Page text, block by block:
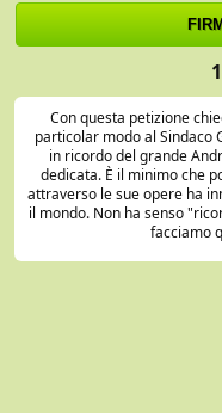
Con questa petizione
particolar modo al Sindaco
in ricordo del grande
dedicata. È il minimo che
attraverso le sue opere ha
il mondo. Non ha senso
facciamo